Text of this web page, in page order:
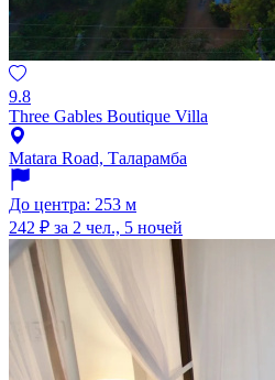
9.8
Three Gables Boutique Villa
Matara Road, Таларамба
До центра: 253 м
242 ₽ за 2 чел., 5 ночей